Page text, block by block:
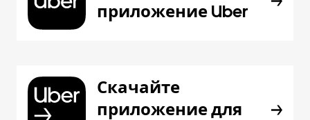
приложение Uber
Скачайте
приложение для